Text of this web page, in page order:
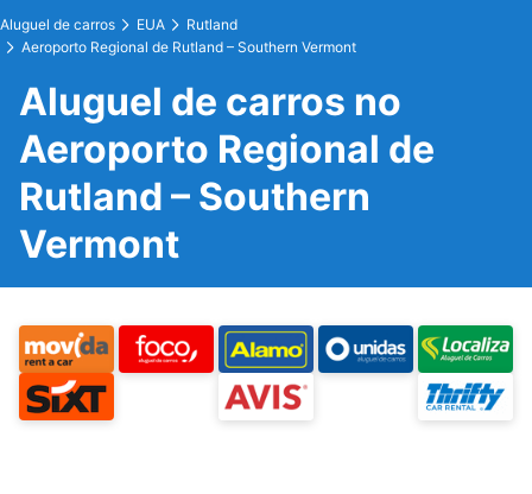
Aluguel de carros EUA
Rutland
Aeroporto Regional de Rutland – Southern Vermont
Aluguel de carros no
Aeroporto Regional de
Rutland – Southern
Vermont